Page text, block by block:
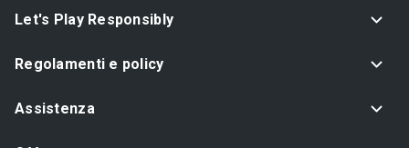
Let's Play Responsibly
Regolamenti e policy
Assistenza